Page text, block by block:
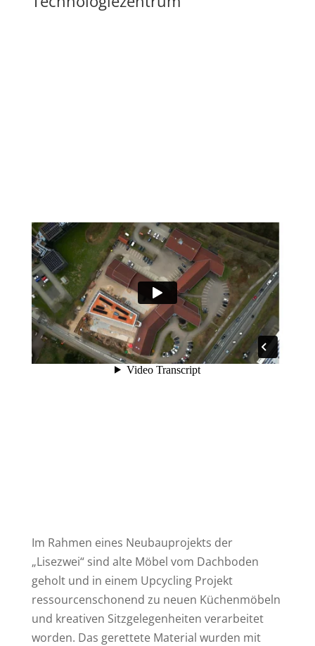
Im Rahmen eines Neubauprojekts der
„Lisezwei“ sind alte Möbel vom Dachboden
geholt und in einem Upcycling Projekt
ressourcenschonend zu neuen Küchenmöbeln
und kreativen Sitzgelegenheiten verarbeitet
worden. Das gerettete Material wurden mit